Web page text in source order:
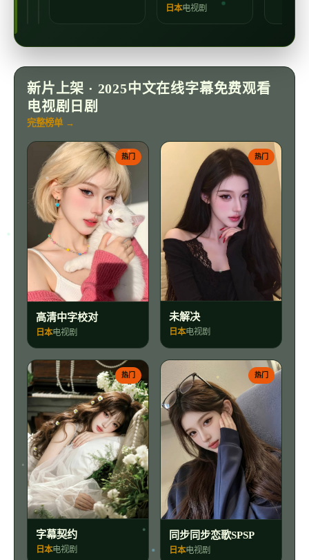
日本电视剧
新片上架 · 2025中文在线字幕免费观看
电视剧日剧
完整榜单 →
热门
高清中字校对
日本电视剧
热门
未解决
日本电视剧
热门
字幕契约
日本电视剧
热门
同步同步恋歌SPSP
日本电视剧